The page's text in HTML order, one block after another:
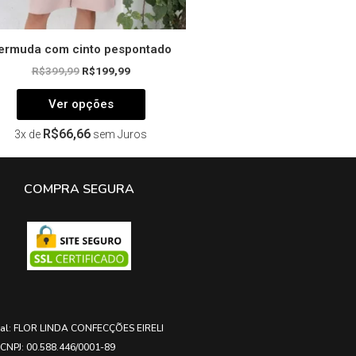
com cinto pespontado
R$399,99 R$199,99
Ver opções
produto
3x de R$66,66 sem Juros
COMPRA SEGURA
FLOR LINDA CONFECÇÕES EIRELI
CNPJ: 00.588.446/0001-89